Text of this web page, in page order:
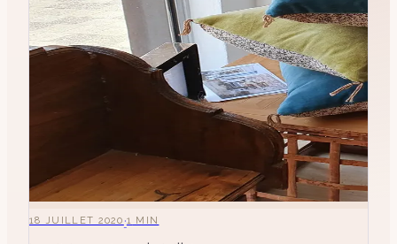
18 JUILLET 2020·1 MIN